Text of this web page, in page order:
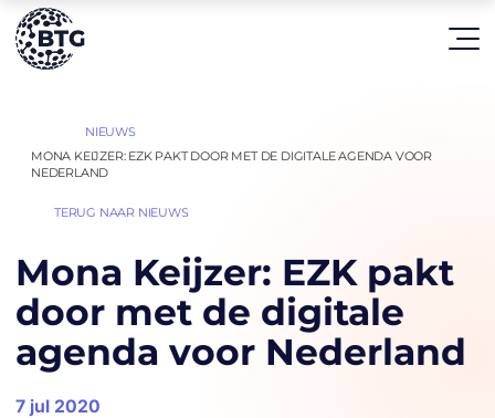
TERUG NAAR NIEUWS
NIEUWS
MONA KEIJZER: EZK PAKT DOOR MET DE DIGITALE AGENDA VOOR
NEDERLAND
Mona Keijzer: EZK pakt
door met de digitale
agenda voor Nederland
7 jul 2020